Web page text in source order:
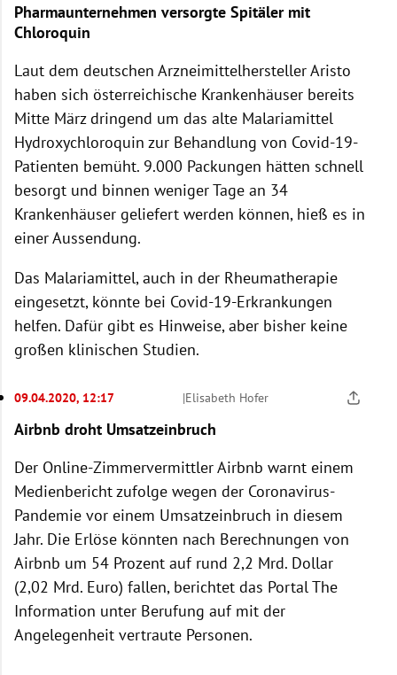
Pharmaunternehmen versorgte Spitäler mit
Chloroquin
Laut dem deutschen Arzneimittelhersteller Aristo
haben sich österreichische Krankenhäuser bereits
Mitte März dringend um das alte Malariamittel
Hydroxychloroquin zur Behandlung von Covid-19-
Patienten bemüht. 9.000 Packungen hätten schnell
besorgt und binnen weniger Tage an 34
Krankenhäuser geliefert werden können, hieß es in
einer Aussendung.
Das Malariamittel, auch in der Rheumatherapie
eingesetzt, könnte bei Covid-19-Erkrankungen
helfen. Dafür gibt es Hinweise, aber bisher keine
großen klinischen Studien.
09.04.2020, 12:17 |Elisabeth Hofer
Airbnb droht Umsatzeinbruch
Der Online-Zimmervermittler Airbnb warnt einem
Medienbericht zufolge wegen der Coronavirus-
Pandemie vor einem Umsatzeinbruch in diesem
Jahr. Die Erlöse könnten nach Berechnungen von
Airbnb um 54 Prozent auf rund 2,2 Mrd. Dollar
(2,02 Mrd. Euro) fallen, berichtet das Portal The
Information unter Berufung auf mit der
Angelegenheit vertraute Personen.